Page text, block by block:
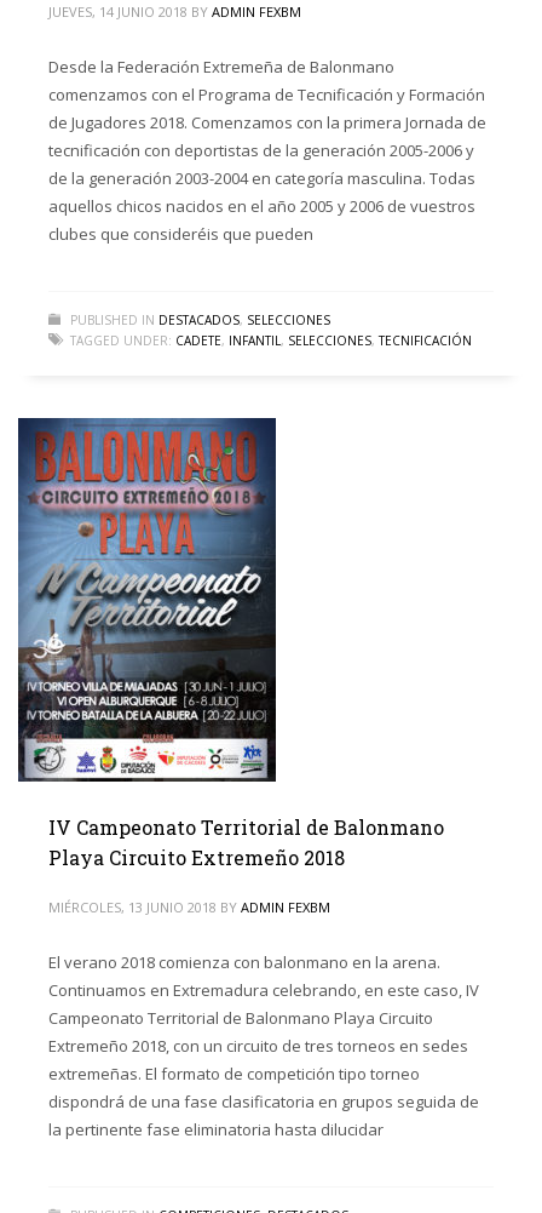
JUEVES, 14 JUNIO 2018 BY ADMIN FEXBM
Desde la Federación Extremeña de Balonmano
comenzamos con el Programa de Tecnificación y Formación
de Jugadores 2018. Comenzamos con la primera Jornada de
tecnificación con deportistas de la generación 2005-2006 y
de la generación 2003-2004 en categoría masculina. Todas
aquellos chicos nacidos en el año 2005 y 2006 de vuestros
clubes que consideréis que pueden
PUBLISHED IN DESTACADOS, SELECCIONES
TAGGED UNDER: CADETE, INFANTIL , SELECCIONES,TECNIFICACIÓN
IV Campeonato Territorial de Balonmano
Playa Circuito Extremeño 2018
MIÉRCOLES, 13 JUNIO 2018 BY ADMIN FEXBM
El verano 2018 comienza con balonmano en la arena.
Continuamos en Extremadura celebrando, en este caso, IV
Campeonato Territorial de Balonmano Playa Circuito
Extremeño 2018, con un circuito de tres torneos en sedes
extremeñas. El formato de competición tipo torneo
dispondrá de una fase clasificatoria en grupos seguida de
la pertinente fase eliminatoria hasta dilucidar